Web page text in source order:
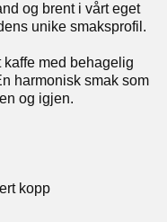
og brent i vårt eget
unike smaksprofil.
kaffe med behagelig
harmonisk smak som
og igjen.
kopp